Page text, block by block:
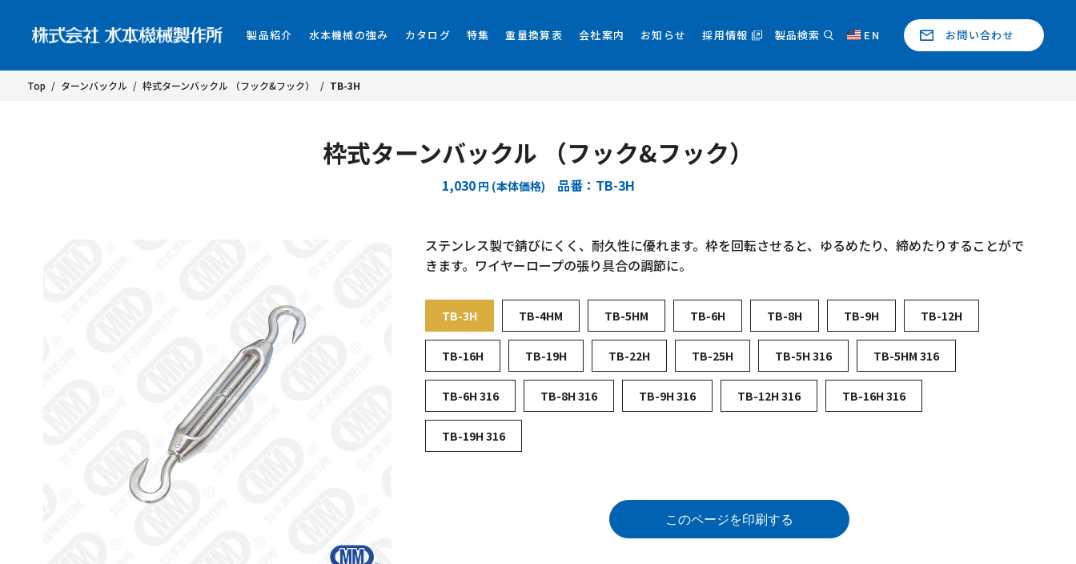
製品紹介 水本機械の強み カタログ 特集 重量換算表 会社案内 お知らせ 採用情報 製品検索 EN お問い合わせ
Top / ターンバックル / 枠式ターンバックル （フック&フック） / TB-3H
枠式ターンバックル （フック&フック）
1,030 円 (本体価格) 品番：TB-3H
ステンレス製で錆びにくく、耐久性に優れます。枠を回転させると、ゆるめたり、締めたりすることがで
きます。ワイヤーロープの張り具合の調節に。
TB-3H TB-4HM TB-5HM TB-6H TB-8H TB-9H TB-12H
TB-16H TB-19H TB-22H TB-25H TB-5H 316 TB-5HM 316
TB-6H 316 TB-8H 316 TB-9H 316 TB-12H 316 TB-16H 316
TB-19H 316
このページを印刷する